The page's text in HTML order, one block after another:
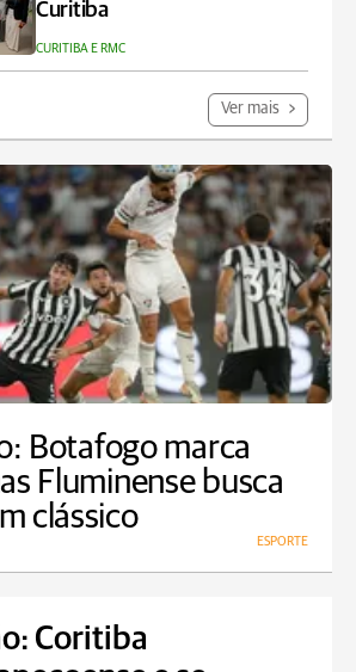
Curitiba
CURITIBA E RMC
Ver mais
Botafogo marca
Fluminense busca
clássico
ESPORTE
Coritiba